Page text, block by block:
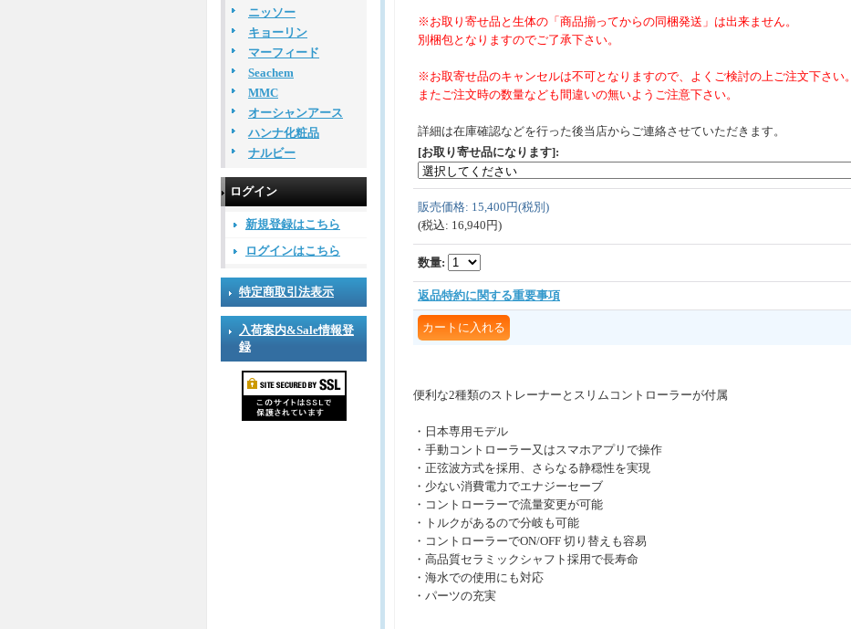
ニッソー
キョーリン
マーフィード
Seachem
MMC
オーシャンアース
ハンナ化粧品
ナルビー
ログイン
新規登録はこちら
ログインはこちら
特定商取引法表示
入荷案内&Sale情報登
録
※お取り寄せ品と生体の「商品揃ってからの同梱発送」は出来ません。
別梱包となりますのでご了承下さい。
※お取寄せ品のキャンセルは不可となりますので、よくご検討の上ご注文下さい。
またご注文時の数量なども間違いの無いようご注意下さい。
詳細は在庫確認などを行った後当店からご連絡させていただきます。
[お取り寄せ品になります]:
販売価格: 15,400円(税別)
(税込: 16,940円)
数量:
返品特約に関する重要事項
便利な2種類のストレーナーとスリムコントローラーが付属
・日本専用モデル
・手動コントローラー又はスマホアプリで操作
・正弦波方式を採用、さらなる静穏性を実現
・少ない消費電力でエナジーセーブ
・コントローラーで流量変更が可能
・トルクがあるので分岐も可能
・コントローラーでON/OFF 切り替えも容易
・高品質セラミックシャフト採用で長寿命
・海水での使用にも対応
・パーツの充実